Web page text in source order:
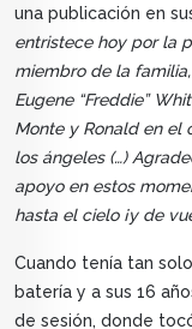
una publicación en
entristece hoy por la
miembro de la
Eugene “Freddie”
Monte y Ronald en el
los ángeles (…)
apoyo en estos
hasta el cielo ¡y de
Cuando tenía tan
batería y a sus 16
de sesión, donde